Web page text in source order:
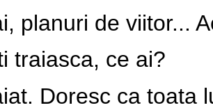
planuri de viitor...
traiasca, ce ai?
Doresc ca toata